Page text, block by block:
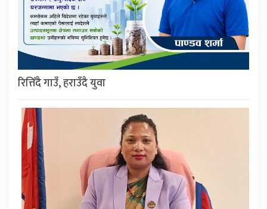
रित्तिँदै गाउँ, हराउँदै युवा